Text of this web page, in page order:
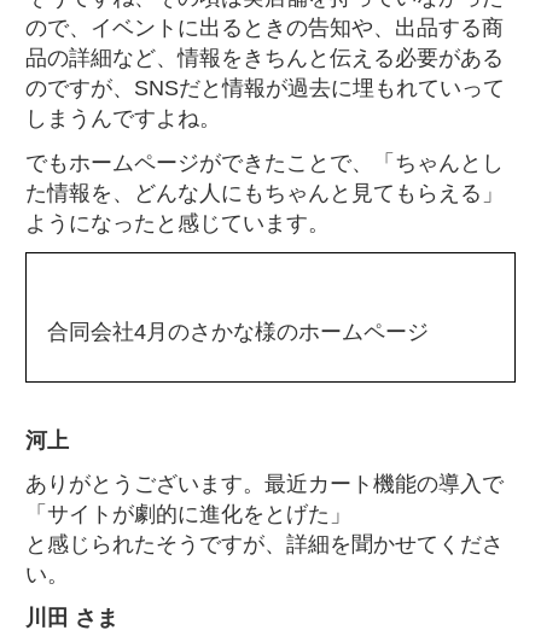
ので、イベントに出るときの告知や、出品する商
品の詳細など、情報をきちんと伝える必要がある
のですが、SNSだと情報が過去に埋もれていって
しまうんですよね。
でもホームページができたことで、「ちゃんとし
た情報を、どんな人にもちゃんと見てもらえる」
ようになったと感じています。
合同会社4月のさかな様のホームページ
河上
ありがとうございます。最近カート機能の導入で
「サイトが劇的に進化をとげた」
と感じられたそうですが、詳細を聞かせてくださ
い。
川田 さま